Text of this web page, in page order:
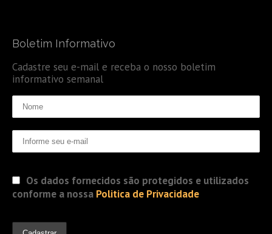
Boletim Informativo
Cadastre seu e-mail e receba o nosso boletim
informativo semanal
Os dados fornecidos são protegidos e utilizados
conforme a nossa Politica de Privacidade